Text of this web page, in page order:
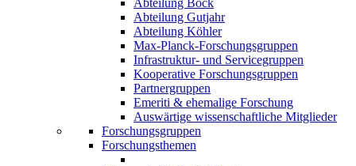
Abteilung Bock
Abteilung Gutjahr
Abteilung Köhler
Max-Planck-Forschungsgruppen
Infrastruktur- und Servicegruppen
Kooperative Forschungsgruppen
Partnergruppen
Emeriti & ehemalige Forschung
Auswärtige wissenschaftliche Mitglieder
Forschungsgruppen
Forschungsthemen